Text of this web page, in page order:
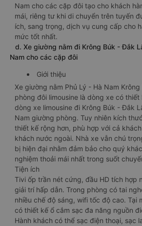
Nam cho các cặp đôi tạo cho khách
mái, riêng tư khi di chuyển trên tuyến
ích, sang trọng, dịch vụ cung cấp cho
mức tốt nhất.
d. Xe giường nằm đi Krông Búk - Đắk
Nam cho các cặp đôi
Giới thiệu
Xe giường nằm Phủ Lý - Hà Nam
phòng đôi limousine là dòng xe có
dòng xe limousine đi Krông Búk - Đắk
Nam giường phòng. Tuy nhiên kích
thiết kế rộng hơn, phù hợp với cả
khách nước ngoài. Nhà xe vẫn chú
bị hiện đại nhằm đảm bảo cho quý
nghiệm thoải mái nhất trong suốt
Tiện ích
Tivi ốp trần nét cứng, đầu HD tích hợp
giải trí hấp dẫn. Trong phòng có tai
nhiều chế độ sáng, wifi tốc độ cao. Tại
có thiết kế ổ cắm sạc đa năng nguồn
Hành khách có thể sạc điện thoại, sạc